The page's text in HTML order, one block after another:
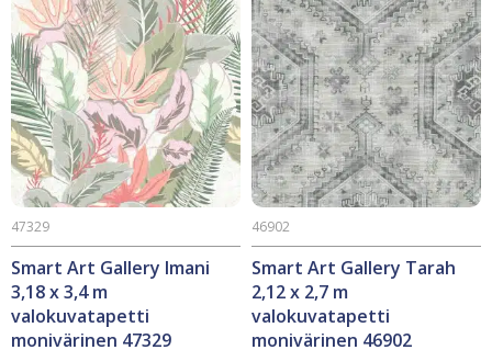
Smart Art Gallery Imani
3,18 x 3,4 m
valokuvatapetti
monivärinen 47329
47329
Smart Art Gallery Tarah
2,12 x 2,7 m
valokuvatapetti
monivärinen 46902
46902